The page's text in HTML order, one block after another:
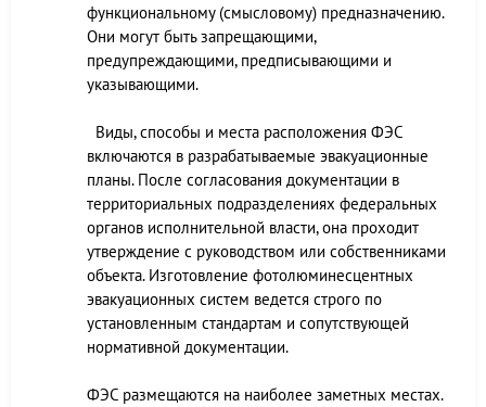
функциональному (смысловому) предназначению.
Они могут быть запрещающими,
предупреждающими, предписывающими и
указывающими.
Виды, способы и места расположения ФЭС
включаются в разрабатываемые эвакуационные
планы. После согласования документации в
территориальных подразделениях федеральных
органов исполнительной власти, она проходит
утверждение с руководством или собственниками
объекта. Изготовление фотолюминесцентных
эвакуационных систем ведется строго по
установленным стандартам и сопутствующей
нормативной документации.
ФЭС размещаются на наиболее заметных местах.